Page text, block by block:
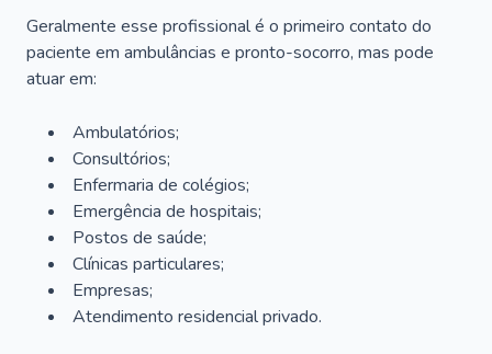
Geralmente esse profissional é o primeiro contato do
paciente em ambulâncias e pronto-socorro, mas pode
atuar em:
Ambulatórios;
Consultórios;
Enfermaria de colégios;
Emergência de hospitais;
Postos de saúde;
Clínicas particulares;
Empresas;
Atendimento residencial privado.